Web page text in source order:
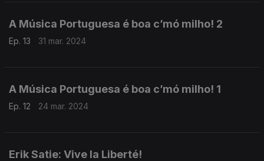
A Música Portuguesa é boa c’mó milho! 2
Ep. 13 31 mar. 2024
A Música Portuguesa é boa c’mó milho! 1
Ep. 12 24 mar. 2024
Erik Satie: Vive la Liberté!